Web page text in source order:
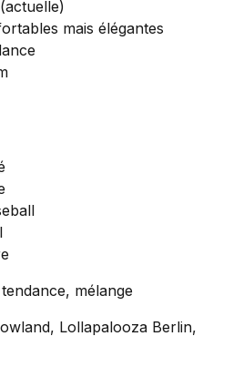
mais élégantes
tendance, mélange
Lollapalooza Berlin,